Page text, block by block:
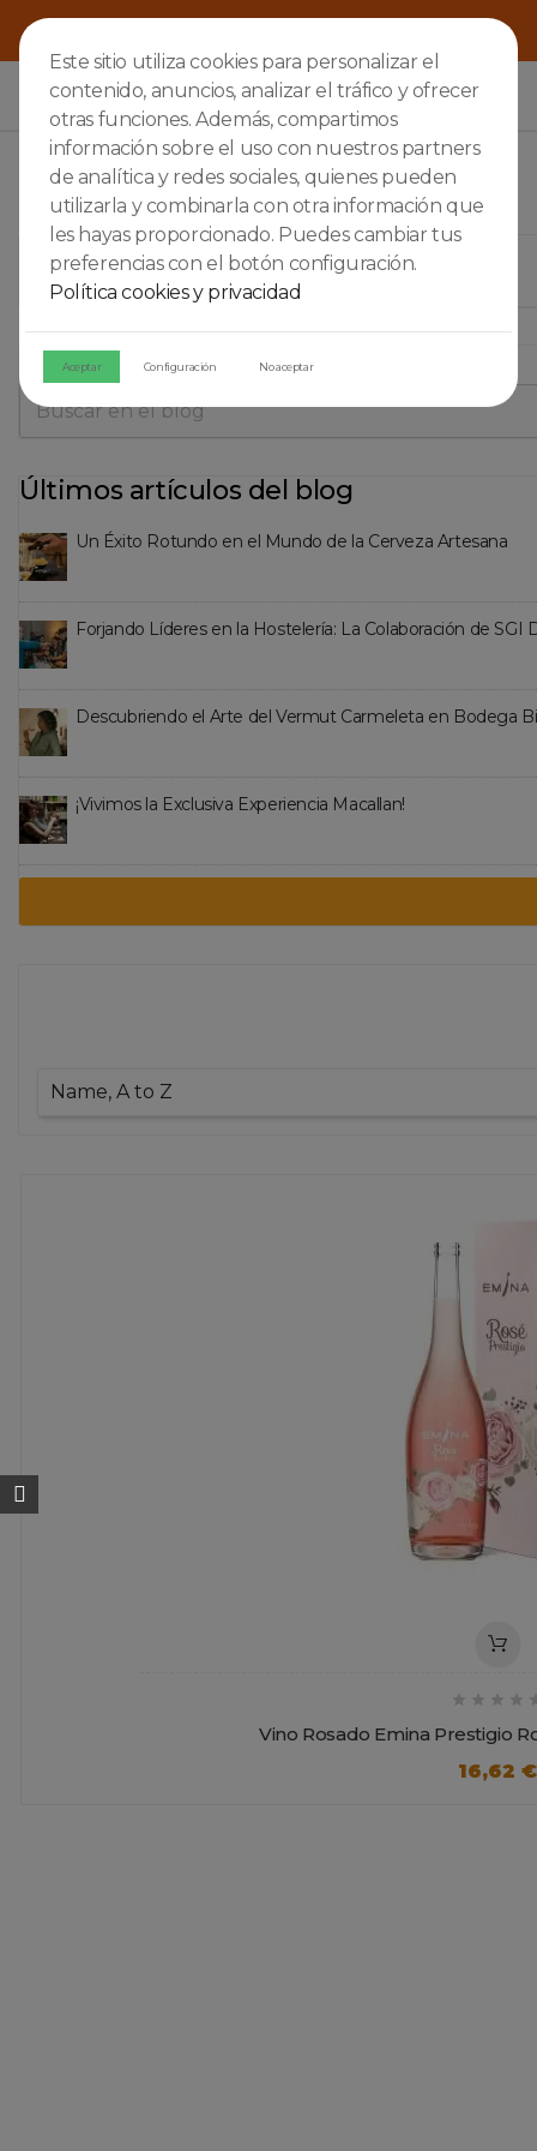
Este sitio utiliza cookies para personalizar el
contenido, anuncios, analizar el tráfico y ofrecer
otras funciones. Además, compartimos
información sobre el uso con nuestros partners
de analítica y redes sociales, quienes pueden
utilizarla y combinarla con otra información que
les hayas proporcionado. Puedes cambiar tus
preferencias con el botón configuración.
Política cookies y privacidad
Aceptar Configuración No aceptar
ALBILLO
Buscar en el blog
Últimos artículos del blog
Un Éxito Rotundo en el Mundo de la Cerveza Artesana
Forjando Líderes en la Hostelería: La Colaboración de SGI
Descubriendo el Arte del Vermut Carmeleta en Bodega
¡Vivimos la Exclusiva Experiencia Macallan!
Name, A to Z
   
Vino Rosado Emina Prestigio
16,62 €